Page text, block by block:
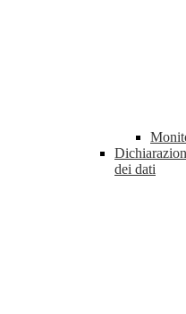
dei dati